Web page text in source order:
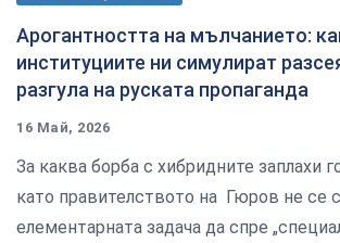
Арогантността на мълчанието:
институциите ни симулират
разгула на руската пропаганда
16 Май, 2026
За каква борба с хибридните заплахи
като правителството на Гюров не се
елементарната задача да спре